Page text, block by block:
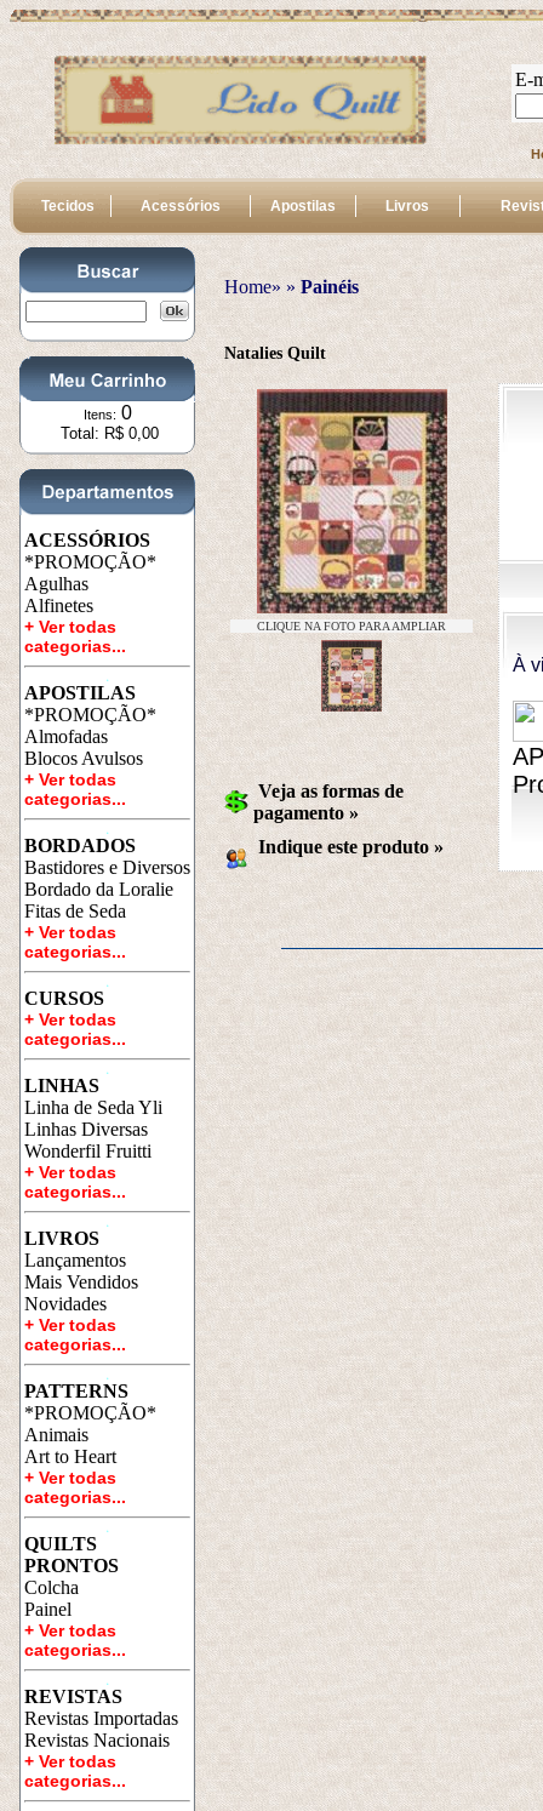
E-
Tecidos Acessórios Apostilas Livros
Itens: 0
Total: R$ 0,00
ACESSÓRIOS
*PROMOÇÃO*
Agulhas
Alfinetes
+ Ver todas
categorias...
a
APOSTILAS
*PROMOÇÃO*
Almofadas
Blocos Avulsos
+ Ver todas
categorias...
a
BORDADOS
Bastidores e Diversos
Bordado da Loralie
Fitas de Seda
+ Ver todas
categorias...
a
CURSOS
+ Ver todas
categorias...
a
LINHAS
Linha de Seda Yli
Linhas Diversas
Wonderfil Fruitti
+ Ver todas
categorias...
a
LIVROS
Lançamentos
Mais Vendidos
Novidades
+ Ver todas
categorias...
a
PATTERNS
*PROMOÇÃO*
Animais
Art to Heart
+ Ver todas
categorias...
a
QUILTS
PRONTOS
Colcha
Painel
+ Ver todas
categorias...
a
REVISTAS
Revistas Importadas
Revistas Nacionais
+ Ver todas
categorias...
Home» » Painéis
Natalies Quilt
CLIQUE NA FOTO PARA AMPLIAR
À
Veja as formas de
pagamento »
Indique este produto »